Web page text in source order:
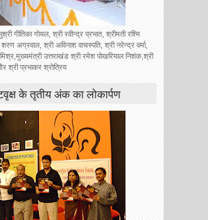
गीतिका गोयल, श्री रवीन्द्र प्रभात, श्रीमती रश्मि
शरण अग्रवाल, श्री अविनाश वाचस्पति, श्री नरेन्द्र वर्मा,
उत्तराखंड श्री रमेश पोखरियाल निशंक,श्री
प्रभाकर श्रोत्रिय
के तृतीय अंक का लोकार्पण